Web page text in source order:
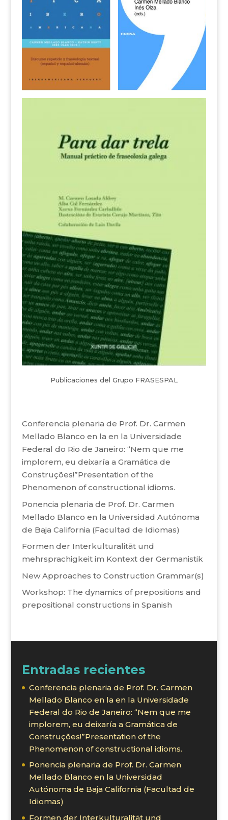
Publicaciones del Grupo FRASESPAL
Conferencia plenaria de Prof. Dr. Carmen
Mellado Blanco en la en la Universidade
Federal do Rio de Janeiro: “Nem que me
implorem, eu deixaría a Gramática de
Construções!”Presentation of the
Phenomenon of constructional idioms.
Ponencia plenaria de Prof. Dr. Carmen
Mellado Blanco en la Universidad Autónoma
de Baja California (Facultad de Idiomas)
Formen der Interkulturalität und
mehrsprachigkeit im Kontext der Germanistik
New Approaches to Construction Grammar(s)
Workshop: The dynamics of prepositions and
prepositional constructions in Spanish
Entradas recientes
Conferencia plenaria de Prof. Dr. Carmen
Mellado Blanco en la en la Universidade
Federal do Rio de Janeiro: “Nem que me
implorem, eu deixaría a Gramática de
Construções!”Presentation of the
Phenomenon of constructional idioms.
Ponencia plenaria de Prof. Dr. Carmen
Mellado Blanco en la Universidad
Autónoma de Baja California (Facultad de
Idiomas)
Formen der Interkulturalität und